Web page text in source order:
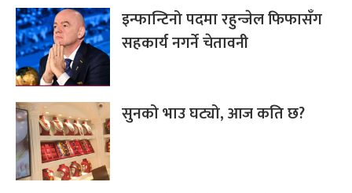
इन्फान्टिनो पदमा रहुन्जेल फिफासँग
सहकार्य नगर्ने चेतावनी
सुनको भाउ घट्यो, आज कति छ?